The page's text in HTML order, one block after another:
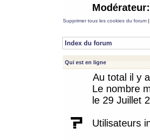
Modérateur:
Supprimer tous les cookies du forum |
Index du forum
Qui est en ligne
Au total il y a
Le nombre
le 29 Juillet
Utilisateurs